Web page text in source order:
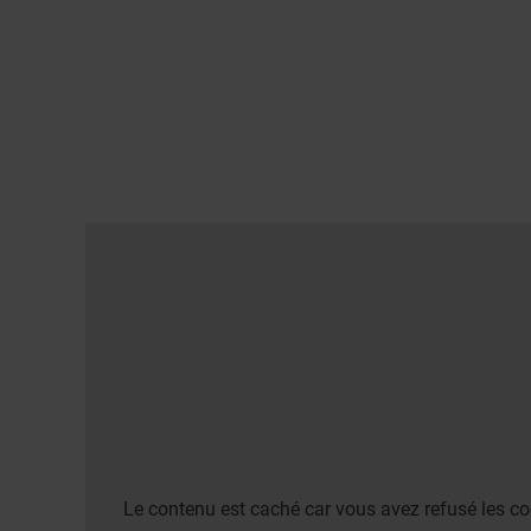
Le contenu est caché car vous avez refusé les